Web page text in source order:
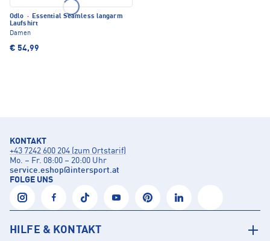
Odlo · Essential Seamless langarm
Laufshirt
Damen
€ 54,99
KONTAKT
+43 7242 600 204 (zum Ortstarif)
Mo. – Fr. 08:00 – 20:00 Uhr
service.eshop@intersport.at
FOLGE UNS
HILFE & KONTAKT